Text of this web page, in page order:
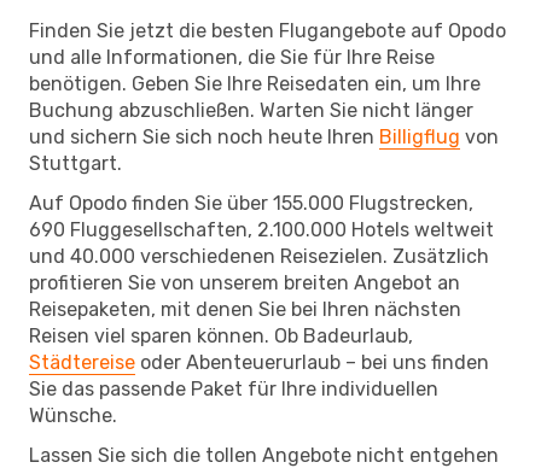
Finden Sie jetzt die besten Flugangebote auf Opodo
und alle Informationen, die Sie für Ihre Reise
benötigen. Geben Sie Ihre Reisedaten ein, um Ihre
Buchung abzuschließen. Warten Sie nicht länger
und sichern Sie sich noch heute Ihren Billigflug von
Stuttgart.
Auf Opodo finden Sie über 155.000 Flugstrecken,
690 Fluggesellschaften, 2.100.000 Hotels weltweit
und 40.000 verschiedenen Reisezielen. Zusätzlich
profitieren Sie von unserem breiten Angebot an
Reisepaketen, mit denen Sie bei Ihren nächsten
Reisen viel sparen können. Ob Badeurlaub,
Städtereise oder Abenteuerurlaub – bei uns finden
Sie das passende Paket für Ihre individuellen
Wünsche.
Lassen Sie sich die tollen Angebote nicht entgehen